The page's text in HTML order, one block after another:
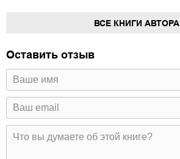
ВСЕ КНИГИ АВТОРА
Оставить отзыв